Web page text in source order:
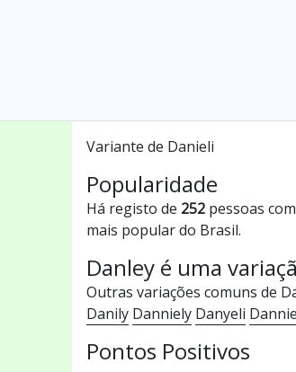
Variante de Danieli
Popularidade
Há registo de 252 pessoas
mais popular do Brasil.
Danley é uma
Outras variações comuns de
Danily Danniely Danyeli
Pontos Positivos